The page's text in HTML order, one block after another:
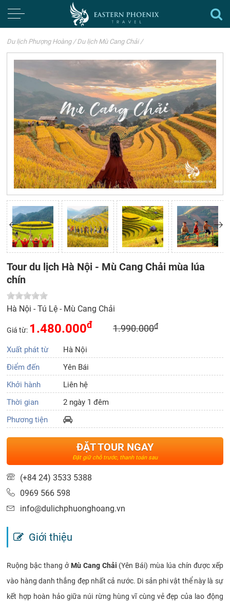
Du lịch Phượng Hoàng / Du lịch Mù Cang Chải /
Tour du lịch Hà Nội - Mù Cang Chải mùa lúa
chín
Hà Nội - Tú Lệ - Mù Cang Chải
Giá từ: 1.480.000đ 1.990.000đ
Xuất phát từ
Hà Nội
Điểm đến
Yên Bái
Khởi hành
Liên hệ
Thời gian
2 ngày 1 đêm
Phương tiện
ĐẶT TOUR NGAY
Đặt giữ chỗ trước, thanh toán sau
(+84 24) 3533 5388
0969 566 598
info@dulichphuonghoang.vn
Giới thiệu
Ruộng bậc thang ở Mù Cang Chải (Yên Bái) mùa lúa chín được xếp
vào hàng danh thắng đẹp nhất cả nước. Di sản phi vật thể này là sự
kết hợp hoàn hảo giữa núi rừng hùng vĩ cùng vẻ đẹp của lao động